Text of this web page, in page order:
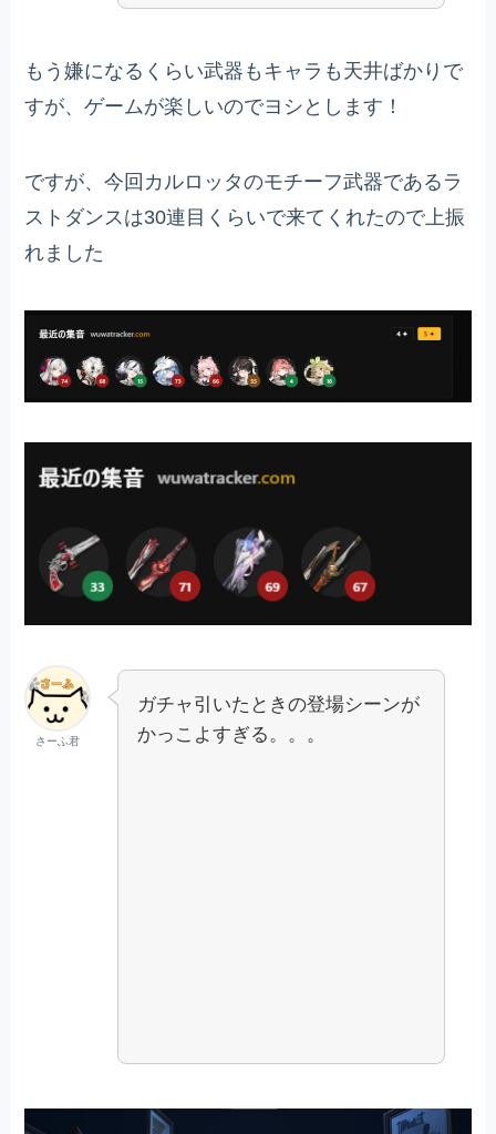
もう嫌になるくらい武器もキャラも天井ばかりで
すが、ゲームが楽しいのでヨシとします！
ですが、今回カルロッタのモチーフ武器であるラ
ストダンスは30連目くらいで来てくれたので上振
れました
さーふ君
ガチャ引いたときの登場シーンが
かっこよすぎる。。。